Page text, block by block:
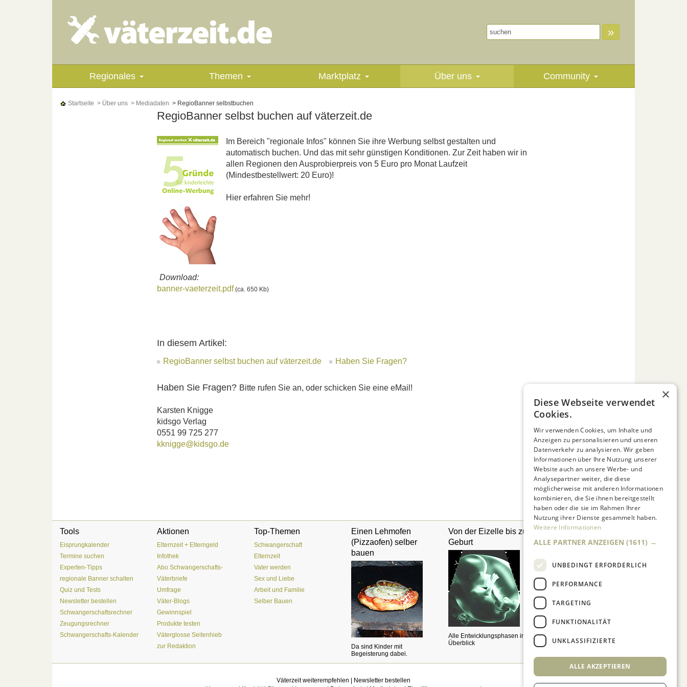
»
Regionales Themen Marktplatz Über uns Community
Startseite > Über uns > Mediadaten > RegioBanner selbstbuchen
RegioBanner selbst buchen auf väterzeit.de
Im Bereich "regionale Infos" können Sie ihre Werbung selbst gestalten und
automatisch buchen. Und das mit sehr günstigen Konditionen. Zur Zeit haben wir in
allen Regionen den Ausprobierpreis von 5 Euro pro Monat Laufzeit
(Mindestbestellwert: 20 Euro)!
Hier erfahren Sie mehr!
Download:
banner-vaeterzeit.pdf(ca. 650 Kb)
In diesem Artikel:
RegioBanner selbst buchen auf väterzeit.de Haben Sie Fragen?
Haben Sie Fragen? Bitte rufen Sie an, oder schicken Sie eine eMail!
Karsten Knigge
kidsgo Verlag
0551 99 725 277
kknigge@kidsgo.de
Tools
Eisprungkalender
Termine suchen
Experten-Tipps
regionale Banner schalten
Quiz und Tests
Newsletter bestellen
Schwangerschaftsrechner
Zeugungsrechner
Schwangerschafts-Kalender
Aktionen
Elternzeit + Elterngeld
Infothek
Abo Schwangerschafts-
Väterbriefe
Umfrage
Väter-Blogs
Gewinnspiel
Produkte testen
Väterglosse Seitenhieb
zur Redaktion
Top-Themen
Schwangerschaft
Elternzeit
Vater werden
Sex und Liebe
Arbeit und Familie
Selber Bauen
Einen Lehmofen
(Pizzaofen) selber
bauen
Da sind Kinder mit
Begeisterung dabei.
Von der Eizelle bis zur
Geburt
Alle Entwicklungsphasen im
Überblick
Fahrradanhänger
Wie steht es mit Sicherheit,
Väterzeit weiterempfehlen
Newsletter bestellen
×
Diese Webseite verwendet
Cookies.
Wir verwenden Cookies, um Inhalte und
Anzeigen zu personalisieren und unseren
Datenverkehr zu analysieren. Wir geben
Informationen über Ihre Nutzung unserer
Website auch an unsere Werbe- und
Analysepartner weiter, die diese
möglicherweise mit anderen Informationen
kombinieren, die Sie ihnen bereitgestellt
haben oder die sie im Rahmen Ihrer
Nutzung ihrer Dienste gesammelt haben.
Weitere Informationen
ALLE PARTNER ANZEIGEN (1611) →
UNBEDINGT ERFORDERLICH
PERFORMANCE
TARGETING
FUNKTIONALITÄT
UNKLASSIFIZIERTE
ALLE AKZEPTIEREN